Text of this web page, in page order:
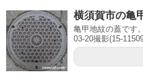
横須賀市の亀
亀甲地紋の蓋です
03-20撮影(15-